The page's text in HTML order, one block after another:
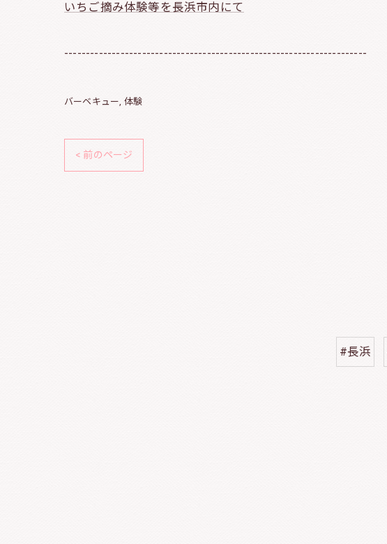
いちご摘み体験等を長浜市内にて
----------------------------------------------------------------------
バーベキュー 体験
< 前のページ
#長浜